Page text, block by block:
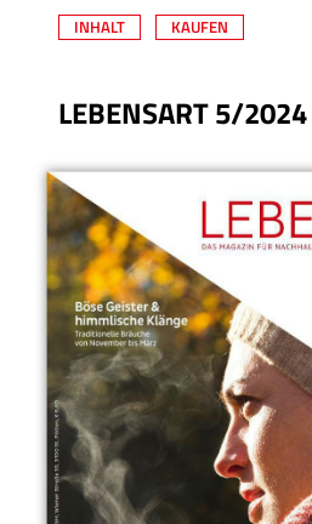
INHALT KAUFEN
LEBENSART 5/2024